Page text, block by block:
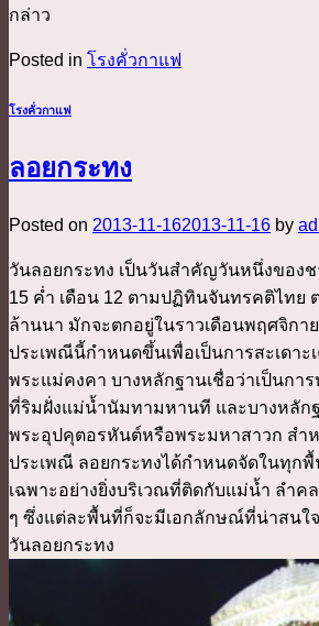
กล่าว
Posted in โรงคั่วกาแฟ
โรงคั่วกาแฟ
ลอยกระทง
Posted on 2013-11-162013-11-16 by
วันลอยกระทง เป็นวันสำคัญวันหนึ่งของ
15 ค่ำ เดือน 12 ตามปฏิทินจันทรคติไทย
ล้านนา มักจะตกอยู่ในราวเดือนพฤศจิก
ประเพณีนี้กำหนดขึ้นเพื่อเป็นการสะเดา
พระแม่คงคา บางหลักฐานเชื่อว่าเป็นกา
ที่ริมฝั่งแม่น้ำนัมทามหานที และบางหลัก
พระอุปคุตอรหันต์หรือพระมหาสาวก สำห
ประเพณี ลอยกระทงได้กำหนดจัดในทุกพื้
เฉพาะอย่างยิ่งบริเวณที่ติดกับแม่น้ำ ลำค
ๆ ซึ่งแต่ละพื้นที่ก็จะมีเอกลักษณ์ที่น่าสนใ
วันลอยกระทง